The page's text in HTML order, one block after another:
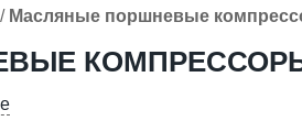
/ Масляные поршневые